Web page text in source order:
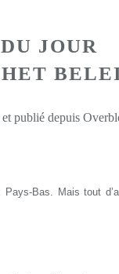
JOUR
publié depuis
Bas. Mais tout